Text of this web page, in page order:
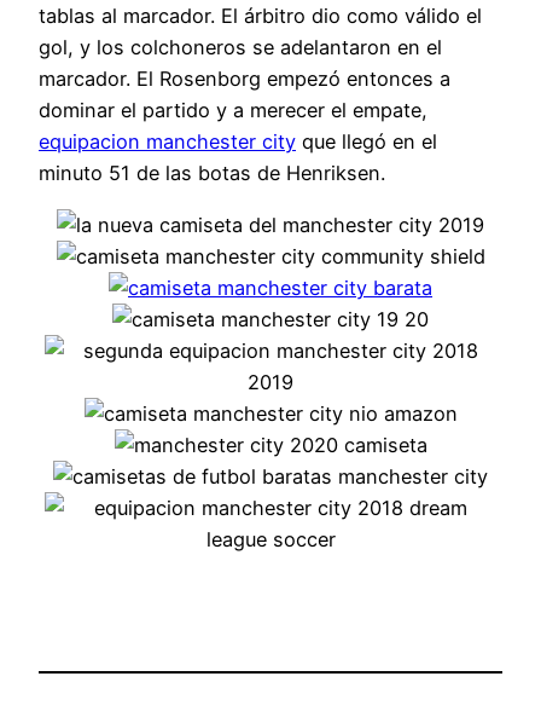
tablas al marcador. El árbitro dio como válido el
gol, y los colchoneros se adelantaron en el
marcador. El Rosenborg empezó entonces a
dominar el partido y a merecer el empate,
equipacion manchester city que llegó en el
minuto 51 de las botas de Henriksen.